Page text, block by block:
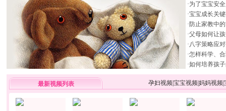
·为了宝宝安
·宝宝成长关
· 防止家教中
·父母如何让
·八字策略应
·怎样科学、
·如何培养孩
最新视频列表 孕妇视频宝宝视频妈妈视频